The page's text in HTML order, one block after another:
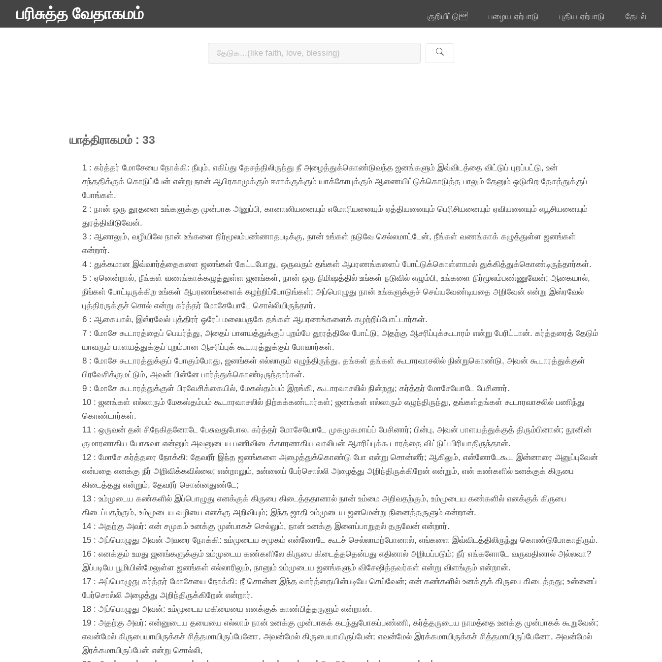
பரிசுத்த வேதாகமம் குறியீட்டு பழைய ஏற்பாடு புதிய ஏற்பாடு தேடல்
யாத்திராகமம் : 33
1 : கர்த்தர் மோசேயை நோக்கி: நீயும், எகிப்து தேசத்திலிருந்து நீ அழைத்துக்கொண்டுவந்த ஜனங்களும் இவ்விடத்தை விட்டுப் புறப்பட்டு, உன்
சந்ததிக்குக் கொடுப்பேன் என்று நான் ஆபிரகாமுக்கும் ஈசாக்குக்கும் யாக்கோபுக்கும் ஆணையிட்டுக்கொடுத்த பாலும் தேனும் ஒடுகிற தேசத்துக்குப்
போங்கள்.
2 : நான் ஒரு தூதனை உங்களுக்கு முன்பாக அனுப்பி, கானானியனையும் எமோரியனையும் ஏத்தியனையும் பெரிசியனையும் ஏவியனையும் எபூசியனையும்
துரத்திவிடுவேன்.
3 : ஆனாலும், வழியிலே நான் உங்களை நிர்மூலம்பண்ணாதபடிக்கு, நான் உங்கள் நடுவே செல்லமாட்டேன், நீங்கள் வணங்காக் கழுத்துள்ள ஜனங்கள்
என்றார்.
4 : துக்கமான இவ்வார்த்தைகளை ஜனங்கள் கேட்டபோது, ஒருவரும் தங்கள் ஆபரணங்களைப் போட்டுக்கொள்ளாமல் துக்கித்துக்கொண்டிருந்தார்கள்.
5 : ஏனென்றால், நீங்கள் வணங்காக்கழுத்துள்ள ஜனங்கள், நான் ஒரு நிமிஷத்தில் உங்கள் நடுவில் எழும்பி, உங்களை நிர்மூலம்பண்ணுவேன்; ஆகையால்,
நீங்கள் போட்டிருக்கிற உங்கள் ஆபரணங்களைக் கழற்றிப்போடுங்கள்; அப்பொழுது நான் உங்களுக்குச் செய்யவேண்டியதை அறிவேன் என்று இஸ்ரவேல்
புத்திரருக்குச் சொல் என்று கர்த்தர் மோசேயோடே சொல்லியிருந்தார்.
6 : ஆகையால், இஸ்ரவேல் புத்திரர் ஓரேப் மலையருகே தங்கள் ஆபரணங்களைக் கழற்றிப்போட்டார்கள்.
7 : மோசே கூடாரத்தைப் பெயர்த்து, அதைப் பாளயத்துக்குப் புறம்பே தூரத்திலே போட்டு, அதற்கு ஆசரிப்புக்கூடாரம் என்று பேரிட்டான். கர்த்தரைத் தேடும்
யாவரும் பாளயத்துக்குப் புறம்பான ஆசரிப்புக் கூடாரத்துக்குப் போவார்கள்.
8 : மோசே கூடாரத்துக்குப் போகும்போது, ஜனங்கள் எல்லாரும் எழுந்திருந்து, தங்கள் தங்கள் கூடாரவாசலில் நின்றுகொண்டு, அவன் கூடாரத்துக்குள்
பிரவேசிக்குமட்டும், அவன் பின்னே பார்த்துக்கொண்டிருந்தார்கள்.
9 : மோசே கூடாரத்துக்குள் பிரவேசிக்கையில், மேகஸ்தம்பம் இறங்கி, கூடாரவாசலில் நின்றது; கர்த்தர் மோசேயோடே பேசினார்.
10 : ஜனங்கள் எல்லாரும் மேகஸ்தம்பம் கூடாரவாசலில் நிற்கக்கண்டார்கள்; ஜனங்கள் எல்லாரும் எழுந்திருந்து, தங்கள்தங்கள் கூடாரவாசலில் பணிந்து
கொண்டார்கள்.
11 : ஒருவன் தன் சிநேகிதனோடே பேசுவதுபோல, கர்த்தர் மோசேயோடே முகமுகமாய்ப் பேசினார்; பின்பு, அவன் பாளயத்துக்குத் திரும்பினான்; நூனின்
குமாரனாகிய யோசுவா என்னும் அவனுடைய பணிவிடைக்காரனாகிய வாலிபன் ஆசரிப்புக்கூடாரத்தை விட்டுப் பிரியாதிருந்தான்.
12 : மோசே கர்த்தரை நோக்கி: தேவரீர் இந்த ஜனங்களை அழைத்துக்கொண்டு போ என்று சொன்னீர்; ஆகிலும், என்னோடேகூட இன்னாரை அனுப்புவேன்
என்பதை எனக்கு நீர் அறிவிக்கவில்லை; என்றாலும், உன்னைப் பேர்சொல்லி அழைத்து அறிந்திருக்கிறேன் என்றும், என் கண்களில் உனக்குக் கிருபை
கிடைத்தது என்றும், தேவரீர் சொன்னதுண்டே;
13 : உம்முடைய கண்களில் இப்பொழுது எனக்குக் கிருபை கிடைத்ததானால் நான் உம்மை அறிவதற்கும், உம்முடைய கண்களில் எனக்குக் கிருபை
கிடைப்பதற்கும், உம்முடைய வழியை எனக்கு அறிவியும்; இந்த ஜாதி உம்முடைய ஜனமென்று நினைத்தருளும் என்றான்.
14 : அதற்கு அவர்: என் சமுகம் உனக்கு முன்பாகச் செல்லும், நான் உனக்கு இளைப்பாறுதல் தருவேன் என்றார்.
15 : அப்பொழுது அவன் அவரை நோக்கி: உம்முடைய சமுகம் என்னோடே கூடச் செல்லாமற்போனால், எங்களை இவ்விடத்திலிருந்து கொண்டுபோகாதிரும்.
16 : எனக்கும் உமது ஜனங்களுக்கும் உம்முடைய கண்களிலே கிருபை கிடைத்ததென்பது எதினால் அறியப்படும்; நீர் எங்களோடே வருவதினால் அல்லவா?
இப்படியே பூமியின்மேலுள்ள ஜனங்கள் எல்லாரிலும், நானும் உம்முடைய ஜனங்களும் விசேஷித்தவர்கள் என்று விளங்கும் என்றான்.
17 : அப்பொழுது கர்த்தர் மோசேயை நோக்கி: நீ சொன்ன இந்த வார்த்தையின்படியே செய்வேன்; என் கண்களில் உனக்குக் கிருபை கிடைத்தது; உன்னைப்
பேர்சொல்லி அழைத்து அறிந்திருக்கிறேன் என்றார்.
18 : அப்பொழுது அவன்: உம்முடைய மகிமையை எனக்குக் காண்பித்தருளும் என்றான்.
19 : அதற்கு அவர்: என்னுடைய தயையை எல்லாம் நான் உனக்கு முன்பாகக் கடந்துபோகப்பண்ணி, கர்த்தருடைய நாமத்தை உனக்கு முன்பாகக் கூறுவேன்;
எவன்மேல் கிருபையாயிருக்கச் சித்தமாயிருப்பேனோ, அவன்மேல் கிருபையாயிருப்பேன்; எவன்மேல் இரக்கமாயிருக்கச் சித்தமாயிருப்பேனோ, அவன்மேல்
இரக்கமாயிருப்பேன் என்று சொல்லி,